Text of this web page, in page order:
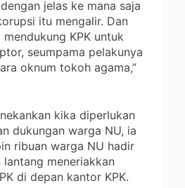
jelas ke mana saja
itu mengalir. Dan
KPK untuk
seumpama pelakunya
oknum tokoh agama,”
kika diperlukan
dukungan warga NU, ia
ribuan warga NU hadir
meneriakkan
di depan kantor KPK.